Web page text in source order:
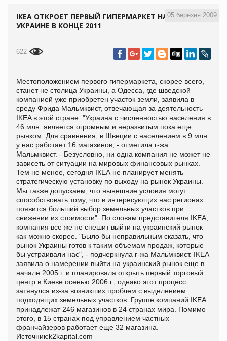
05 березня 2009
IKEA ОТКРОЕТ ПЕРВЫЙ ГИПЕРМАРКЕТ НА
УКРАИНЕ В КОНЦЕ 2011
622
Местоположением первого гипермаркета, скорее всего,
станет не столица Украины, а Одесса, где шведской
компанией уже приобретен участок земли, заявила в
среду Фрида Мальмквист, отвечающая за деятельность
IKEA в этой стране. "Украина с численностью населения в
46 млн. является огромным и неразвитым пока еще
рынком. Для сравнения, в Швеции с населением в 9 млн.
у нас работает 16 магазинов, - отметила г-жа
Мальмквист. - Безусловно, ни одна компания не может не
зависеть от ситуации на мировых финансовых рынках.
Тем не менее, сегодня IКЕА не планирует менять
стратегическую установку по выходу на рынок Украины.
Мы также допускаем, что нынешние условия могут
способствовать тому, что в интересующих нас регионах
появится больший выбор земельных участков при
снижении их стоимости". По словам представителя IKEA,
компания все же не спешит выйти на украинский рынок
как можно скорее. "Было бы неправильным сказать, что
рынок Украины готов к таким объемам продаж, которые
бы устраивали нас", - подчеркнула г-жа Мальмквист. IKEA
заявила о намерении выйти на украинский рынок еще в
начале 2005 г. и планировала открыть первый торговый
центр в Киеве осенью 2006 г., однако этот процесс
затянулся из-за возникших проблем с выделением
подходящих земельных участков. Группе компаний IKEA
принадлежат 246 магазинов в 24 странах мира. Помимо
этого, в 15 странах под управлением частных
франчайзеров работает еще 32 магазина.
Источник:k2kapital.com